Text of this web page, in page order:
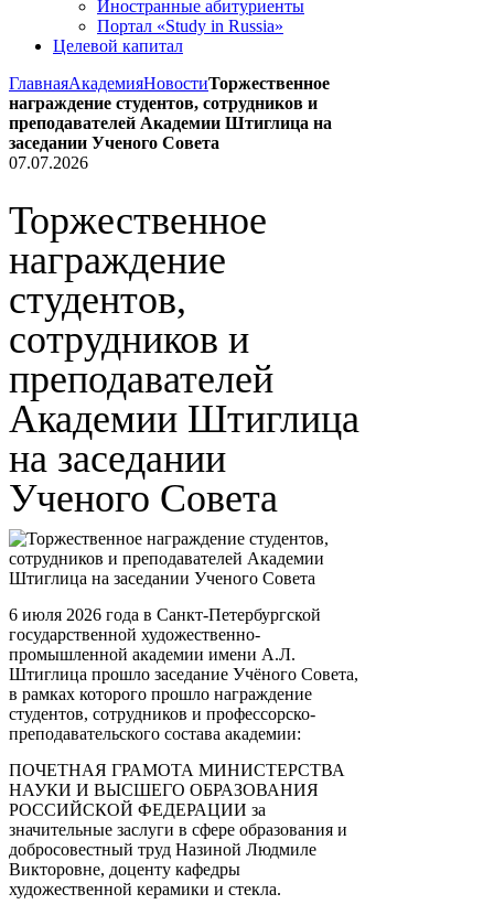
Иностранные абитуриенты
Портал «Study in Russia»
Целевой капитал
ГлавнаяАкадемияНовостиТоржественное
награждение студентов, сотрудников и
преподавателей Академии Штиглица на
заседании Ученого Совета
07.07.2026
Торжественное
награждение
студентов,
сотрудников и
преподавателей
Академии Штиглица
на заседании
Ученого Совета
6 июля 2026 года в Санкт-Петербургской
государственной художественно-
промышленной академии имени А.Л.
Штиглица прошло заседание Учёного Совета,
в рамках которого прошло награждение
студентов, сотрудников и профессорско-
преподавательского состава академии:
ПОЧЕТНАЯ ГРАМОТА МИНИСТЕРСТВА
НАУКИ И ВЫСШЕГО ОБРАЗОВАНИЯ
РОССИЙСКОЙ ФЕДЕРАЦИИ за
значительные заслуги в сфере образования и
добросовестный труд Назиной Людмиле
Викторовне, доценту кафедры
художественной керамики и стекла.